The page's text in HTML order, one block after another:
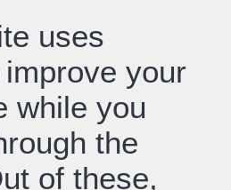
uses
your
while you
the
of these,